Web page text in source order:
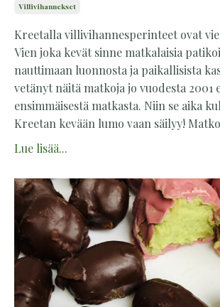
Villivihannekset
Kreetalla villivihannesperinteet ovat
Vien joka kevät sinne matkalaisia
nauttimaan luonnosta ja paikallisista
vetänyt näitä matkoja jo vuodesta 2001
ensimmäisestä matkasta. Niin se aika
Kreetan kevään lumo vaan säilyy!
Lue lisää...